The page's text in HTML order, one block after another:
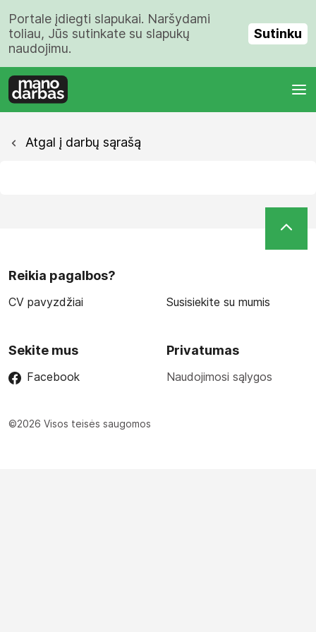
Portale įdiegti slapukai. Naršydami
toliau, Jūs sutinkate su slapukų
naudojimu.
Sutinku
Atgal į darbų sąrašą
Reikia pagalbos?
CV pavyzdžiai Susisiekite su mumis
Sekite mus
Facebook
Privatumas
Naudojimosi sąlygos
©2026 Visos teisės saugomos